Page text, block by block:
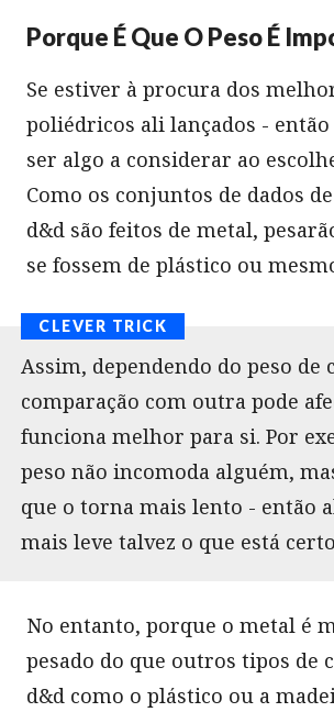
Porque É Que O Peso É
Se estiver à procura dos
poliédricos ali lançados - então
ser algo a considerar ao
Como os conjuntos de dados
d&d são feitos de metal,
se fossem de plástico ou
Assim, dependendo do peso de
comparação com outra pode
funciona melhor para si. Por
peso não incomoda alguém,
que o torna mais lento - então
mais leve talvez o que está
No entanto, porque o metal é
pesado do que outros tipos de
d&d como o plástico ou a